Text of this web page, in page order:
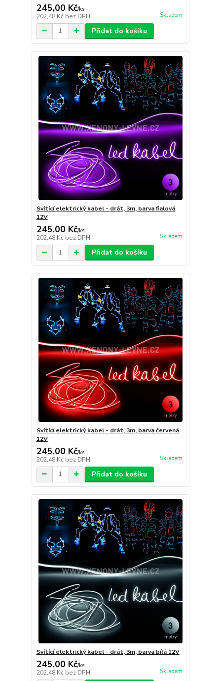
245,00 Kč/ks
202,48 Kč bez DPH Skladem
Přidat do košíku
Svítící elektrický kabel - drát, 3m, barva fialová
12V
245,00 Kč/ks
202,48 Kč bez DPH Skladem
Přidat do košíku
Svítící elektrický kabel - drát, 3m, barva červená
12V
245,00 Kč/ks
202,48 Kč bez DPH Skladem
Přidat do košíku
Svítící elektrický kabel - drát, 3m, barva bílá 12V
245,00 Kč/ks
202,48 Kč bez DPH Skladem